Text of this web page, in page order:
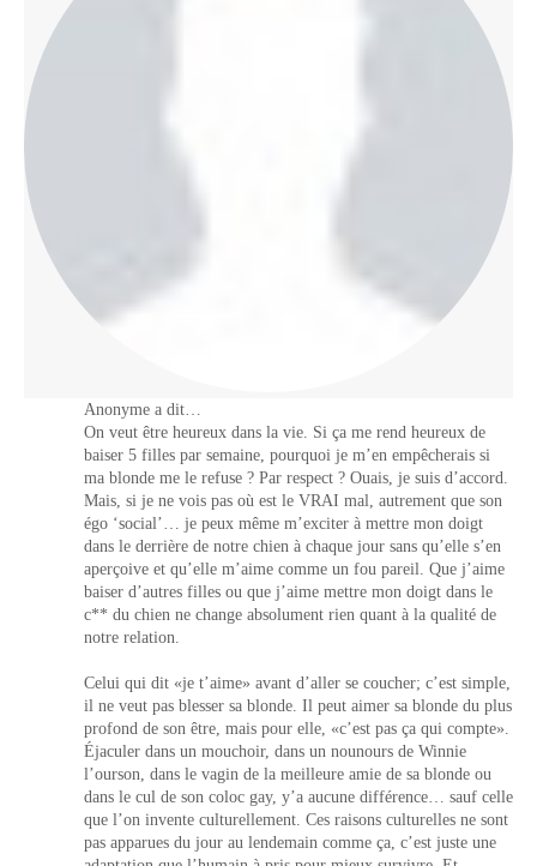
Anonyme a dit…
On veut être heureux dans la vie. Si ça me rend heureux de
baiser 5 filles par semaine, pourquoi je m’en empêcherais si
ma blonde me le refuse ? Par respect ? Ouais, je suis d’accord.
Mais, si je ne vois pas où est le VRAI mal, autrement que son
égo ‘social’… je peux même m’exciter à mettre mon doigt
dans le derrière de notre chien à chaque jour sans qu’elle s’en
aperçoive et qu’elle m’aime comme un fou pareil. Que j’aime
baiser d’autres filles ou que j’aime mettre mon doigt dans le
c** du chien ne change absolument rien quant à la qualité de
notre relation.
Celui qui dit «je t’aime» avant d’aller se coucher; c’est simple,
il ne veut pas blesser sa blonde. Il peut aimer sa blonde du plus
profond de son être, mais pour elle, «c’est pas ça qui compte».
Éjaculer dans un mouchoir, dans un nounours de Winnie
l’ourson, dans le vagin de la meilleure amie de sa blonde ou
dans le cul de son coloc gay, y’a aucune différence… sauf celle
que l’on invente culturellement. Ces raisons culturelles ne sont
pas apparues du jour au lendemain comme ça, c’est juste une